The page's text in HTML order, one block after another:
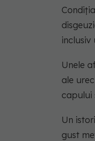
inclusiv
Unele
ale
capului
Un
gust